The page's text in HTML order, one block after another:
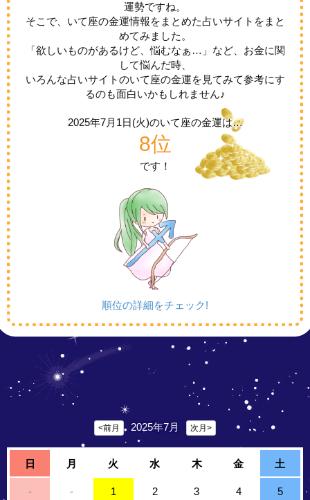
運勢ですね。
そこで、いて座の金運情報をまとめた占いサイトをまと
めてみました。
「欲しいものがあるけど、悩むなぁ…」など、お金に関
して悩んだ時、
いろんな占いサイトのいて座の金運を見てみて参考にす
るのも面白いかもしれません♪
2025年7月1日(火)のいて座の金運は…
8位
です！
順位の詳細をチェック!
<前月 2025年7月 次月>
日 月 火 水 木 金 土
- - 1 2 3 4 5